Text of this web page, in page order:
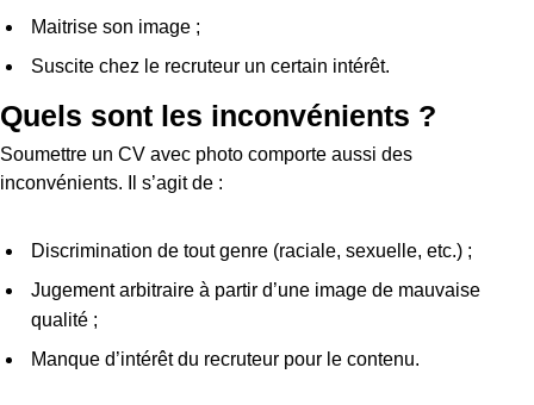
Maitrise son image ;
Suscite chez le recruteur un certain intérêt.
Quels sont les inconvénients ?
Soumettre un CV avec photo comporte aussi des
inconvénients. Il s’agit de :
Discrimination de tout genre (raciale, sexuelle, etc.) ;
Jugement arbitraire à partir d’une image de mauvaise
qualité ;
Manque d’intérêt du recruteur pour le contenu.